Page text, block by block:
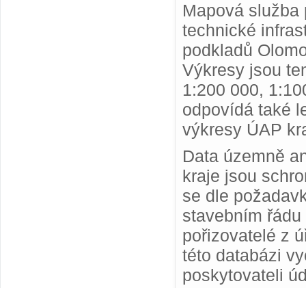
Mapová
technické
podkladů
Výkresy jsou
1:200 000,
odpovídá také
výkresy ÚAP
Data územně
kraje jsou
se dle
stavebním
pořizovatelé z
této databázi
poskytovateli